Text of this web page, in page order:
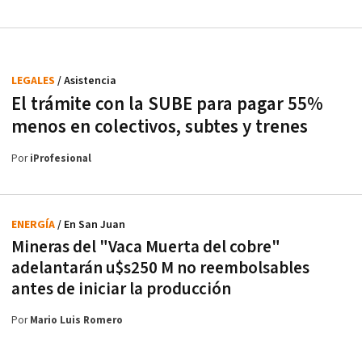
El trámite con la SUBE para pagar 55%
menos en colectivos, subtes y trenes
LEGALES / Asistencia
PoriProfesional
Mineras del "Vaca Muerta del cobre"
adelantarán u$s250 M no reembolsables
antes de iniciar la producción
ENERGÍA/ En San Juan
PorMario Luis Romero